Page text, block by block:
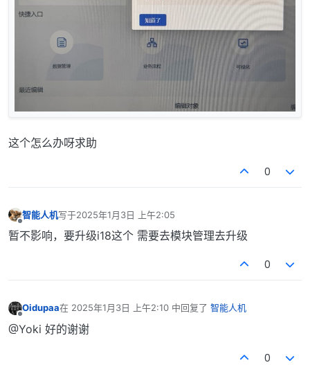
这个怎么办呀求助
0
智能人机写于2025年1月3日 上午2:05
最后由 编辑
暂不影响，要升级i18这个 需要去模块管理去升级
0
Oidupaa在 2025年1月3日 上午2:10 中回复了 智能人机
最后由 编辑
@Yoki 好的谢谢
0